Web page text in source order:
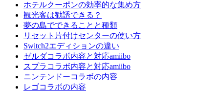
ホテルクーポンの効率的な集め方
観光客は勧誘できる？
夢の島でできることと種類
リセット片付けセンターの使い方
Switch2エディションの違い
ゼルダコラボ内容と対応amiibo
スプラコラボ内容と対応amiibo
ニンテンドーコラボの内容
レゴコラボの内容